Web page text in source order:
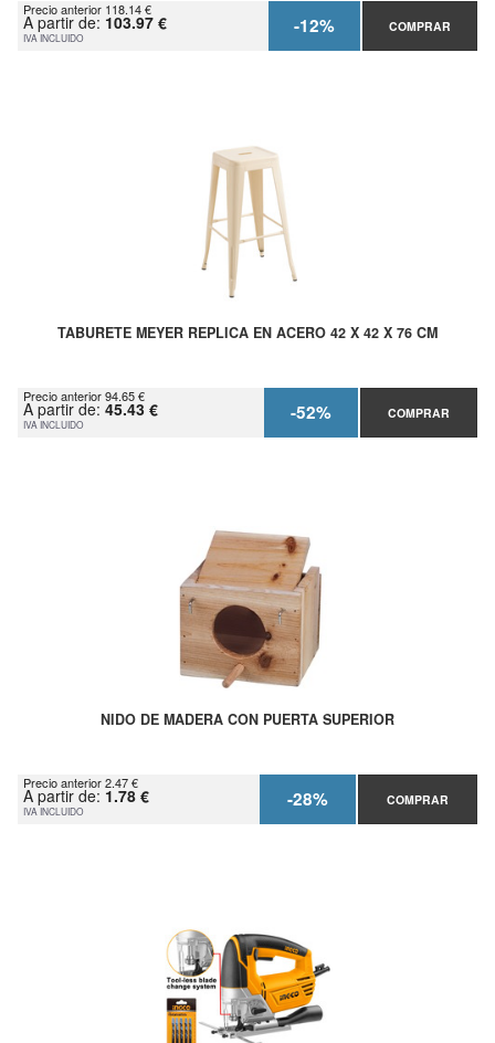
Precio anterior 118.14 €
A partir de: 103.97 €
IVA INCLUIDO -12% COMPRAR
TABURETE MEYER REPLICA EN ACERO 42 X 42 X 76 CM
Precio anterior 94.65 €
A partir de: 45.43 €
IVA INCLUIDO -52% COMPRAR
NIDO DE MADERA CON PUERTA SUPERIOR
Precio anterior 2.47 €
A partir de: 1.78 €
IVA INCLUIDO -28% COMPRAR